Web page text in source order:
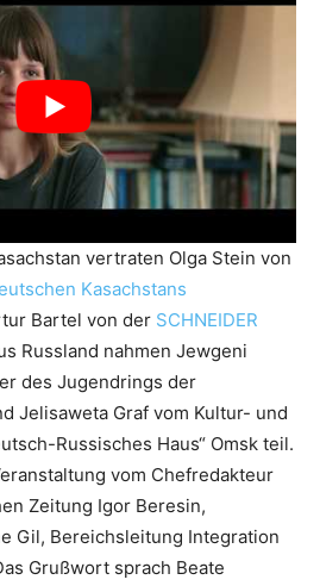
vertraten Olga Stein von
Kasachstans
Bartel von der SCHNEIDER
Russland nahmen Jewgeni
des Jugendrings der
Jelisaweta Graf vom Kultur- und
Russisches Haus“ Omsk teil.
vom Chefredakteur
Zeitung Igor Beresin,
Gil, Bereichsleitung Integration
Grußwort sprach Beate